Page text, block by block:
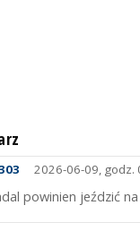
2026-06-09, godz.
powinien jeździć